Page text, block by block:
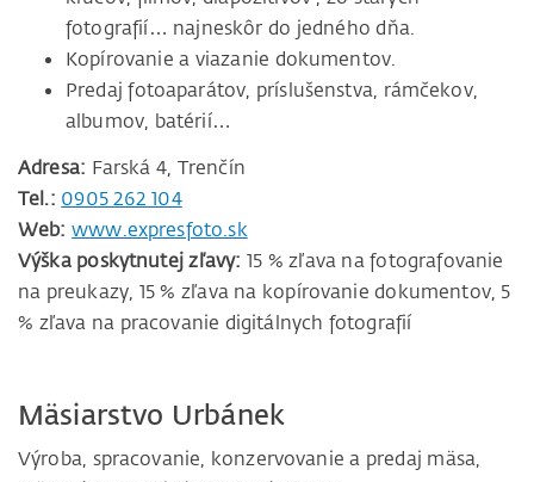
fotografií… najneskôr do jedného dňa.
Kopírovanie a viazanie dokumentov.
Predaj fotoaparátov, príslušenstva, rámčekov,
albumov, batérií…
Adresa: Farská 4, Trenčín
Tel.: 0905 262 104
Web: www.expresfoto.sk
Výška poskytnutej zľavy: 15 % zľava na fotografovanie
na preukazy, 15 % zľava na kopírovanie dokumentov, 5
% zľava na pracovanie digitálnych fotografií
Mäsiarstvo Urbánek
Výroba, spracovanie, konzervovanie a predaj mäsa,